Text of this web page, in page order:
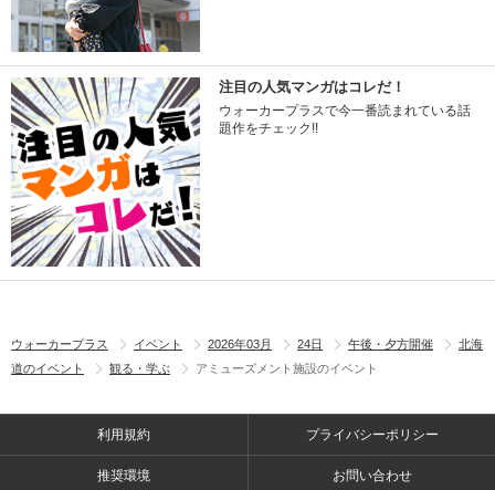
注目の人気マンガはコレだ！
ウォーカープラスで今一番読まれている話
題作をチェック!!
ウォーカープラス イベント 2026年03月 24日 午後・夕方開催
北海
道のイベント
観る・学ぶ アミューズメント施設のイベント
利用規約 プライバシーポリシー
推奨環境 お問い合わせ